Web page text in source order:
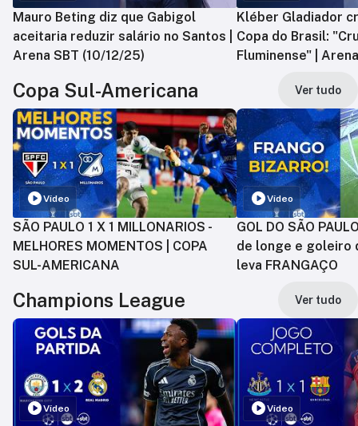
Mauro Beting diz que Gabigol
aceitaria reduzir salário no Santos |
Arena SBT (10/12/25)
Kléber Gladiador
Copa do Brasil:
Fluminense" |
Copa Sul-Americana Ver tudo
Vídeo
SÃO PAULO 1 X 1 MILLONARIOS -
MELHORES MOMENTOS | COPA
SUL-AMERICANA
Vídeo
GOL DO SÃO
de longe e goleiro
leva FRANGAÇO
Champions League Ver tudo
Vídeo Vídeo